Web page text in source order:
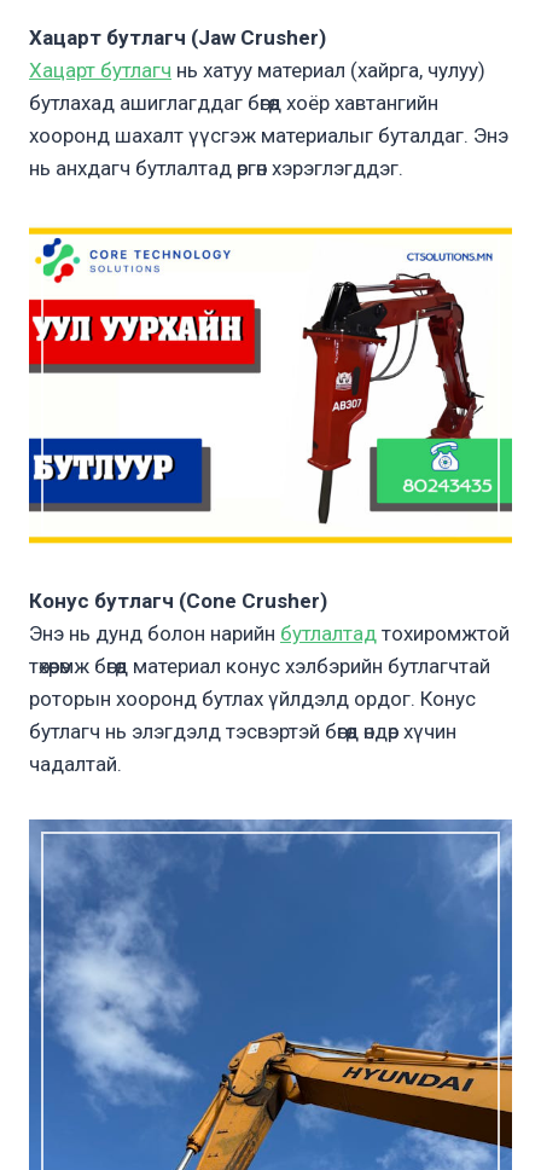
Хацарт бутлагч (Jaw Crusher)
Хацарт бутлагч нь хатуу материал (хайрга, чулуу)
бутлахад ашиглагддаг бөгөөд хоёр хавтангийн
хооронд шахалт үүсгэж материалыг буталдаг. Энэ
нь анхдагч бутлалтад өргөн хэрэглэгддэг.
Конус бутлагч (Cone Crusher)
Энэ нь дунд болон нарийн бутлалтад тохиромжтой
төхөөрөмж бөгөөд материал конус хэлбэрийн бутлагчтай
роторын хооронд бутлах үйлдэлд ордог. Конус
бутлагч нь элэгдэлд тэсвэртэй бөгөөд өндөр хүчин
чадалтай.